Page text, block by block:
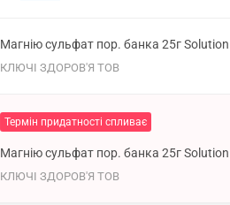
Магнію сульфат пор. банка 25г
КЛЮЧІ ЗДОРОВ'Я ТОВ
Термін придатності спливає
Магнію сульфат пор. банка 25г
КЛЮЧІ ЗДОРОВ'Я ТОВ